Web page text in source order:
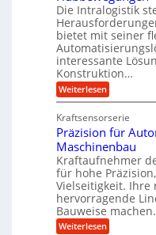
m
V
e
r
g
l
e
i
c
h
u
g
e
l
g
e
w
i
n
d
e
t
r
e
t
U
m
s
a
t
z
u
n
d
A
u
f
t
r
h
e
n
a
u
c
h
i
n
Z
e
e
n
v
o
n
K
w
Die Intralogistik
bietet mit seiner
interessante
Konstruktion…
Weiterlesen:
Z
h
n
s
t
a
n
g
e
n
g
e
Kraftsensorserie
Präzision für
Maschinenbau
Kraftaufnehmer
für hohe
Vielseitigkeit. Ihre
hervorragende
Bauweise
Weiterlesen: